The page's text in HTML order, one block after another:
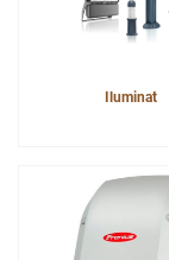
Iluminat